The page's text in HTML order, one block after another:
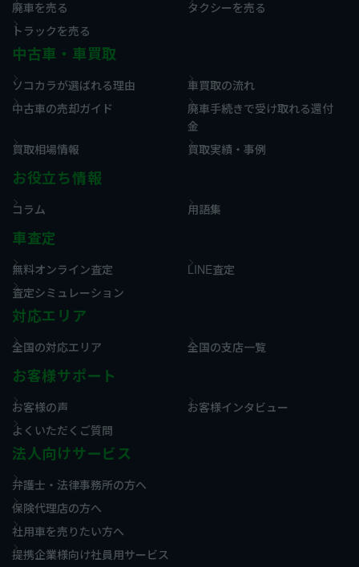
廃車を売る
タクシーを売る
トラックを売る
中古車・車買取
ソコカラが選ばれる理由
車買取の流れ
中古車の売却ガイド
廃車手続きで受け取れる還付
金
買取相場情報
買取実績・事例
お役立ち情報
コラム 用語集
車査定
無料オンライン査定
LINE査定
査定シミュレーション
対応エリア
全国の対応エリア 全国の支店一覧
お客様サポート
お客様の声
お客様インタビュー
よくいただくご質問
法人向けサービス
弁護士・法律事務所の方へ
保険代理店の方へ
社用車を売りたい方へ
提携企業様向け社員用サービス